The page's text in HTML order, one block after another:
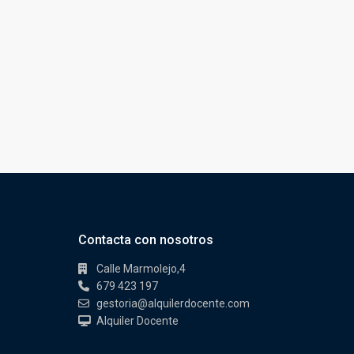
Contacta con nosotros
Calle Marmolejo,4
679 423 197
gestoria@alquilerdocente.com
Alquiler Docente